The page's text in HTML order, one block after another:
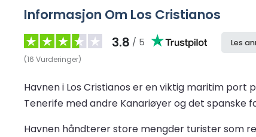
Informasjon Om Los Cristianos
3.8 / 5
(16 Vurderinger)
Les
Havnen i Los Cristianos er en viktig maritim
Tenerife med andre Kanariøyer og det spanske
Havnen håndterer store mengder turister som